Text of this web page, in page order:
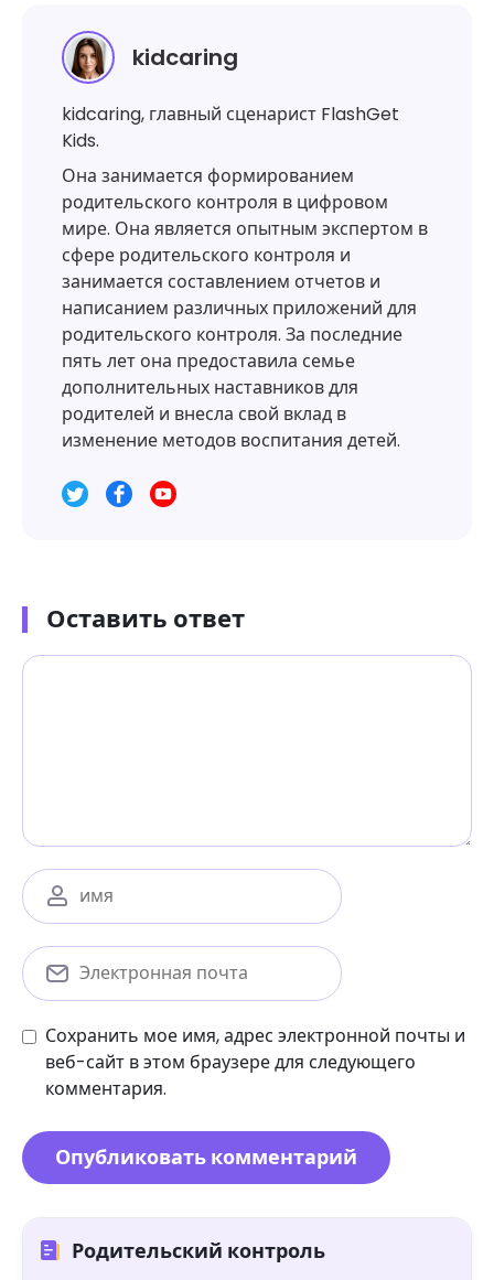
kidcaring
kidcaring, главный сценарист FlashGet
Kids.
Она занимается формированием
родительского контроля в цифровом
мире. Она является опытным экспертом в
сфере родительского контроля и
занимается составлением отчетов и
написанием различных приложений для
родительского контроля. За последние
пять лет она предоставила семье
дополнительных наставников для
родителей и внесла свой вклад в
изменение методов воспитания детей.
Оставить ответ
Сохранить мое имя, адрес электронной почты и
веб-сайт в этом браузере для следующего
комментария.
Родительский контроль